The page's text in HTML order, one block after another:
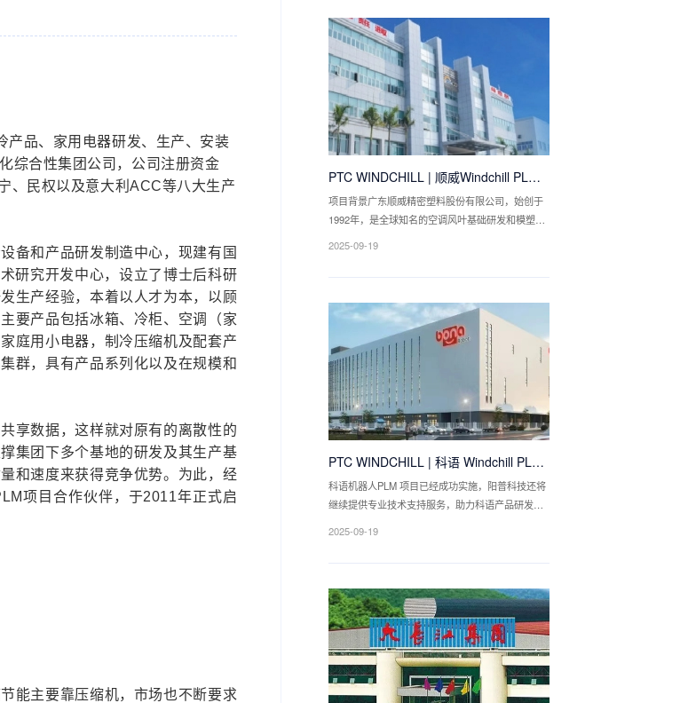
产品、家用电器研发、生产、安装
综合性集团公司，公司注册资金
、民权以及意大利ACC等八大生产
备和产品研发制造中心，现建有国
研究开发中心，设立了博士后科研
生产经验，本着以人才为本，以顾
要产品包括冰箱、冷柜、空调（家
庭用小电器，制冷压缩机及配套产
群，具有产品系列化以及在规模和
享数据，这样就对原有的离散性的
集团下多个基地的研发及其生产基
和速度来获得竞争优势。为此，经
项目合作伙伴，于2011年正式启
能主要靠压缩机，市场也不断要求
PTC WINDCHILL | 顺威Windchill PLM
项目案例分享
项目背景广东顺威精密塑料股份有限公司，始创于
1992年，是全球知名的空调风叶基础研发和模塑料
2025-09-19
PTC WINDCHILL | 科语 Windchill PLM
项目案例分享
科语机器人PLM 项目已经成功实施，阳普科技还将
继续提供专业技术支持服务，助力科语产品研发管
2025-09-19